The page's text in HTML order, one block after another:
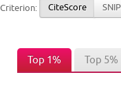
Criterion: CiteScore SNIP
Top 1% Top 5%